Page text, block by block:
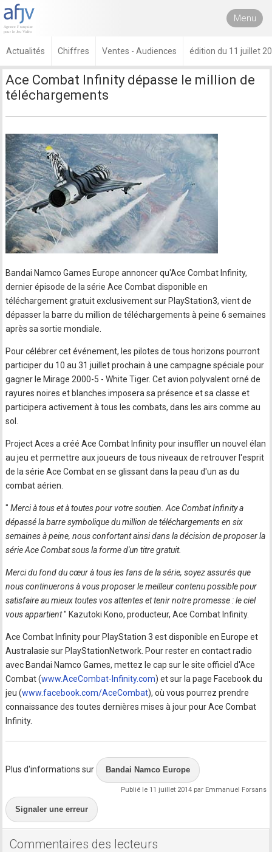
Menu
Actualités Chiffres Ventes - Audiences édition du 11 juillet
Ace Combat Infinity dépasse le million de
téléchargements
Bandai Namco Games Europe annoncer qu'Ace Combat Infinity,
dernier épisode de la série Ace Combat disponible en
téléchargement gratuit exclusivement sur PlayStation3, vient de
dépasser la barre du million de téléchargements à peine 6 semaines
après sa sortie mondiale.
Pour célébrer cet événement, les pilotes de tous horizons pourront
participer du 10 au 31 juillet prochain à une campagne spéciale pour
gagner le Mirage 2000-5 - White Tiger. Cet avion polyvalent orné de
rayures noires et blanches imposera sa présence et sa classe et
participera activement à tous les combats, dans les airs comme au
sol.
Project Aces a créé Ace Combat Infinity pour insuffler un nouvel élan
au jeu et permettre aux joueurs de tous niveaux de retrouver l'esprit
de la série Ace Combat en se glissant dans la peau d'un as du
combat aérien.
" Merci à tous et à toutes pour votre soutien. Ace Combat Infinity a
dépassé la barre symbolique du million de téléchargements en six
semaines à peine, nous confortant ainsi dans la décision de proposer la
série Ace Combat sous la forme d'un titre gratuit.
Merci du fond du cœur à tous les fans de la série, soyez assurés que
nous continuerons à vous proposer le meilleur contenu possible pour
satisfaire au mieux toutes vos attentes et tenir notre promesse : le ciel
vous appartient" Kazutoki Kono, producteur, Ace Combat Infinity.
Ace Combat Infinity pour PlayStation 3 est disponible en Europe et
Australasie sur PlayStationNetwork. Pour rester en contact radio
avec Bandai Namco Games, mettez le cap sur le site officiel d'Ace
Combat (www.AceCombat-Infinity.com) et sur la page Facebook du
jeu (www.facebook.com/AceCombat), où vous pourrez prendre
connaissance des toutes dernières mises à jour pour Ace Combat
Infinity.
Plus d'informations sur Bandai Namco Europe
Publié le 11 juillet 2014 par Emmanuel Forsans
Signaler une erreur
Commentaires des lecteurs